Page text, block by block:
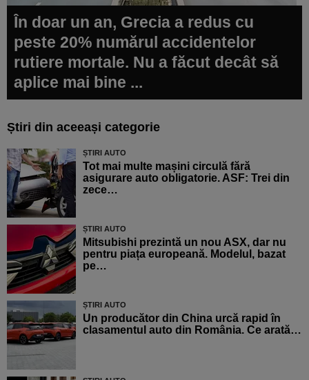
În doar un an, Grecia a redus cu
peste 20% numărul accidentelor
rutiere mortale. Nu a făcut decât să
aplice mai bine ...
Știri din aceeași categorie
ȘTIRI AUTO
Tot mai multe mașini circulă fără
asigurare auto obligatorie. ASF: Trei din
zece…
ȘTIRI AUTO
Mitsubishi prezintă un nou ASX, dar nu
pentru piața europeană. Modelul, bazat
pe…
ȘTIRI AUTO
Un producător din China urcă rapid în
clasamentul auto din România. Ce arată…